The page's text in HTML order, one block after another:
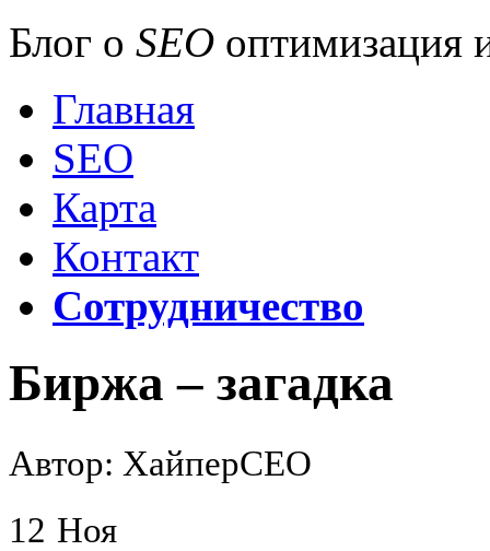
Блог о SEO оптимизация
Главная
SEO
Карта
Контакт
Сотрудничество
Биржа – загадка
Автор: ХайперСЕО
12 Ноя